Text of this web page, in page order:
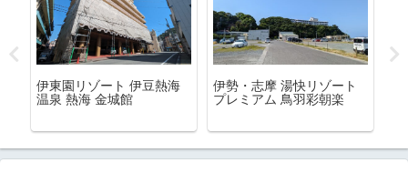
伊東園リゾート 伊豆熱海
温泉 熱海 金城館
伊勢・志摩 湯快リゾート
プレミアム 鳥羽彩朝楽